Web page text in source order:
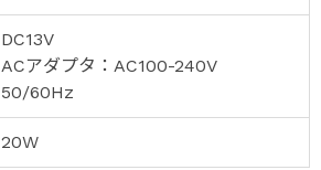
DC13V
ACアダプタ：AC100-240V
50/60Hz
20W